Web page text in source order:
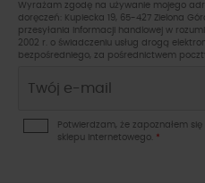
Wyrażam zgodę na używanie mojego
doręczeń: Kupiecka 19, 65-427 Zielona
przesyłania informacji handlowej w
2002 r. o świadczeniu usług drogą
bezpośredniego, za pośrednictwem
Potwierdzam, że zapoznałem
sklepu internetowego. *